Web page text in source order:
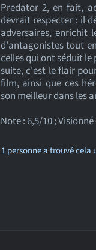
Predator 2, en fait,
devrait respecter : il
adversaires, enrichit
d'antagonistes tout
celles qui ont séduit
suite, c'est le flair
film, ainsi que ces
son meilleur dans les
Note : 6,5/10 ;
1 personne a trouvé cela